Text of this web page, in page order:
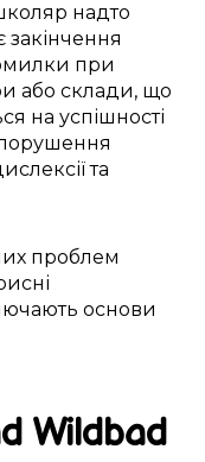
надто
закінчення
при
або склади, що
на успішності
та
проблем
основи
Wildbad